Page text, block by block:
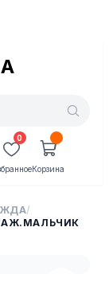
0
Корзина
/